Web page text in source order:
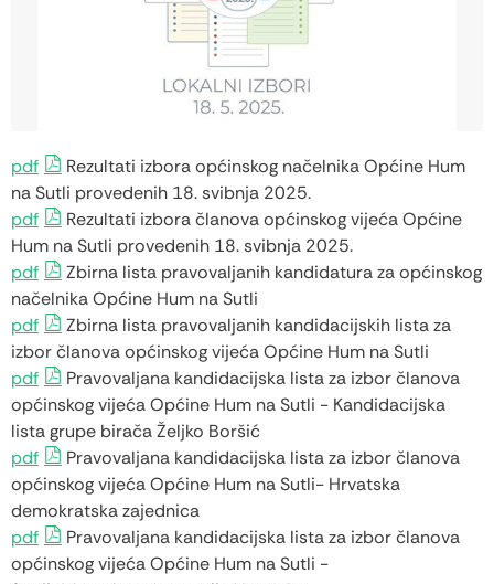
pdf
Rezultati izbora općinskog načelnika Općine Hum
na Sutli provedenih 18. svibnja 2025.
pdf
Rezultati izbora članova općinskog vijeća Općine
Hum na Sutli provedenih 18. svibnja 2025.
pdf
Zbirna lista pravovaljanih kandidatura za općinskog
načelnika Općine Hum na Sutli
pdf
Zbirna lista pravovaljanih kandidacijskih lista za
izbor članova općinskog vijeća Općine Hum na Sutli
pdf
Pravovaljana kandidacijska lista za izbor članova
općinskog vijeća Općine Hum na Sutli - Kandidacijska
lista grupe birača Željko Boršić
pdf
Pravovaljana kandidacijska lista za izbor članova
općinskog vijeća Općine Hum na Sutli- Hrvatska
demokratska zajednica
pdf
Pravovaljana kandidacijska lista za izbor članova
općinskog vijeća Općine Hum na Sutli -